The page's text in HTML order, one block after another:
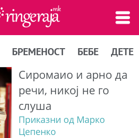
БРЕМЕНОСТ БЕБЕ ДЕТЕ
Сиромаио и арно да
речи, никој не го
слуша
Приказни од Марко
Цепенко